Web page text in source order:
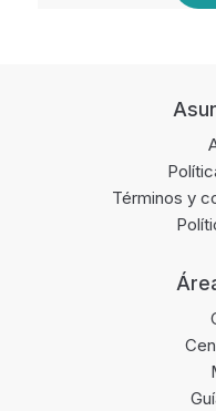
Términos y